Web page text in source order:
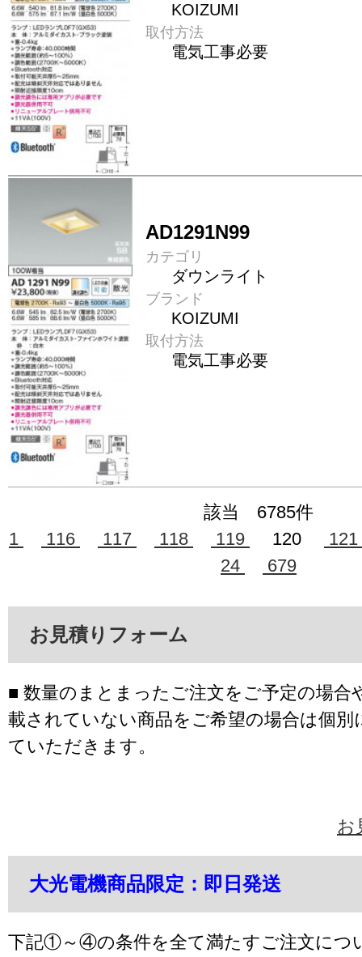
KOIZUMI
取付方法
電気工事必要
AD1291N99
カテゴリ
ダウンライト
ブランド
KOIZUMI
取付方法
電気工事必要
該当 6785件
1
116 117 118 119 120
121
24
679
お見積りフォーム
■ 数量のまとまったご注文をご予定の場合
載されていない商品をご希望の場合は個別
ていただきます。
お
大光電機商品限定：即日発送
下記①～④の条件を全て満たすご注文につ